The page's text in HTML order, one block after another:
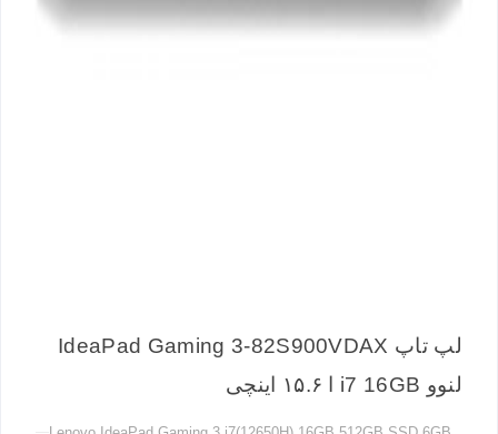
لپ تاپ IdeaPad Gaming 3-82S900VDAX
لنوو i7 16GB ا ۱۵.۶ اینچی